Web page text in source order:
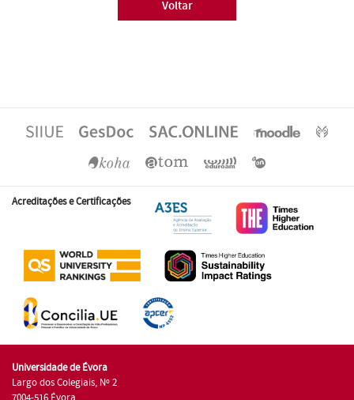
Voltar
Acreditações e Certificações
Universidade de Évora
Largo dos Colegiais, Nº 2